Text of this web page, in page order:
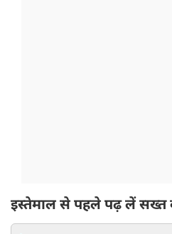
इस्तेमाल से पहले पढ़ लें सख्त